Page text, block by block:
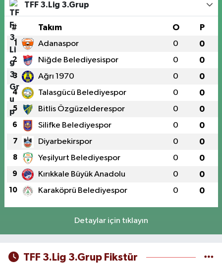
TFF 3.Lig 3.Grup
# Takım O P
1 Adanaspor 0 0
2 Niğde Belediyesispor 0 0
3 Ağrı 1970 0 0
4 Talasgücü Belediyespor 0 0
5 Bitlis Özgüzelderespor 0 0
6 Silifke Belediyespor 0 0
7 Diyarbekirspor 0 0
8 Yeşilyurt Belediyespor 0 0
9 Kırıkkale Büyük Anadolu 0 0
10 Karaköprü Belediyespor 0 0
Detaylar için tıklayın
TFF 3.Lig 3.Grup Fikstür